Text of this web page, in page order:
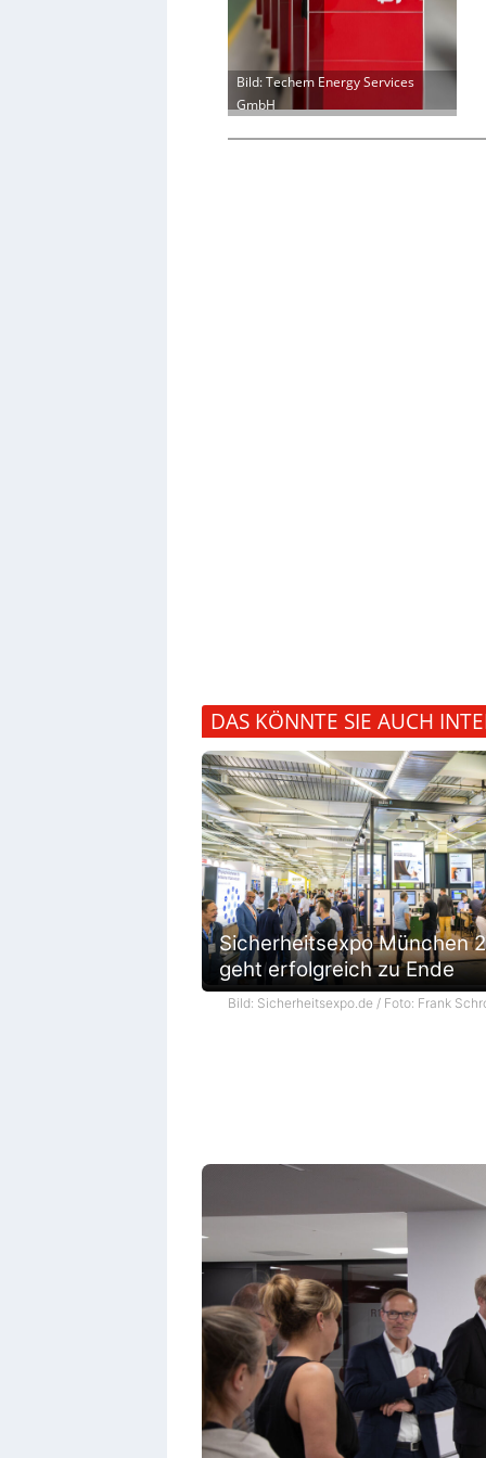
Bild: Techem Energy Services
GmbH
DAS KÖNNTE SIE AUCH
Sicherheitsexpo München
geht erfolgreich zu Ende
Bild: Sicherheitsexpo.de / Foto: Frank